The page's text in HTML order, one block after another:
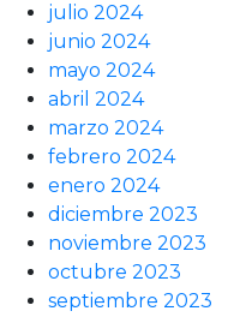
julio 2024
junio 2024
mayo 2024
abril 2024
marzo 2024
febrero 2024
enero 2024
diciembre 2023
noviembre 2023
octubre 2023
septiembre 2023